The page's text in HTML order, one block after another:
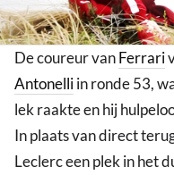
De coureur vanFerrari
Antonelliin ronde 53,
lek raakte en hij
In plaats van direct
Leclerc een plek in het